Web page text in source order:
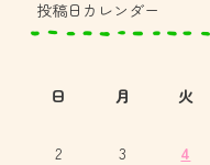
投稿日カレンダー
日
月 火
2
3 4